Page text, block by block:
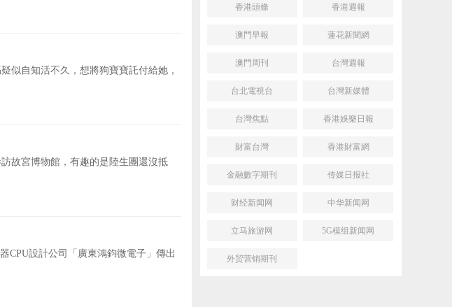
。 訊聯今
似自知活不久，想將狗寶寶託付給她，
故宮博物館，有趣的是陸生團還沒抵
CPU設計公司「廣東鴻鈞微電子」傳出
香港頭條 香港週報
澳門早報 蓮花新聞網
澳門周刊 台灣週報
台北電視台 台灣新媒體
台灣焦點 香港娛樂日報
財富台灣 香港財富網
金融數字期刊 传媒日报社
财经新闻网 中华新闻网
立马旅游网 5G模组新闻网
外贸营销期刊